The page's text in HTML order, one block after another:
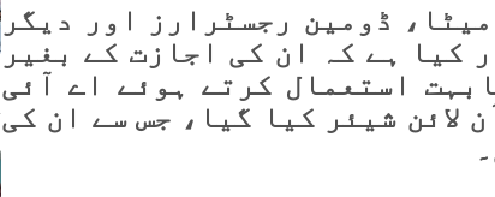
ڈومین رجسٹرارز اور دیگر
کیا ہے کہ ان کی اجازت کے بغیر
استعمال کرتے ہوئے اے آئی
لائن شیئر کیا گیا، جس سے ان کی